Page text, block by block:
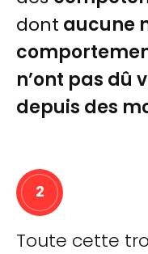
dont aucune
n’ont pas dû
depuis des
2
Toute cette